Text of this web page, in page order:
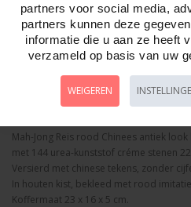
Omschrijving Foto hoge resolutie
Mah-Jong Reis rood Chinees antiek
met 144 urea-kunststof créme stenen
Versierd met chinese tekens, zonder
In houten kist, bekleed met rood
Koffermaat 23 x 16 x 5 cm.
partners voor social media,
partners kunnen deze
informatie die u aan ze heeft
verzameld op basis van uw
WEIGEREN